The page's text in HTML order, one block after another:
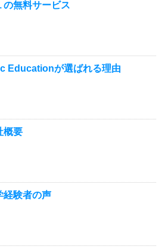
の無料サービス
Educationが選ばれる理由
概要
経験者の声